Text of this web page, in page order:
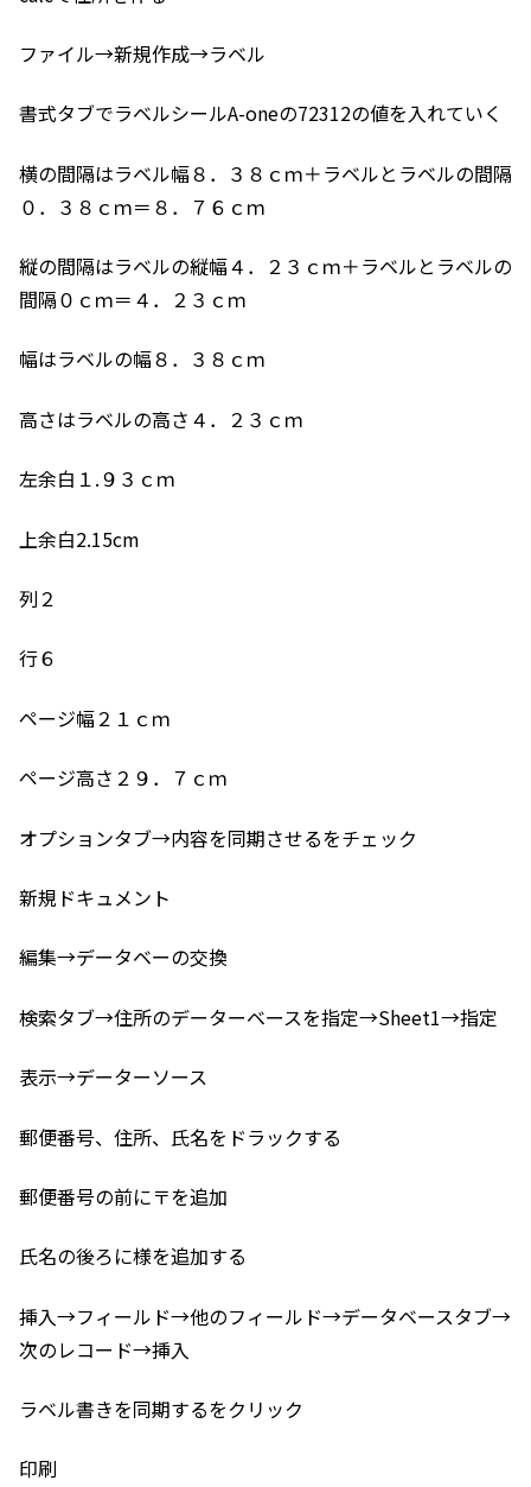
ファイル→新規作成→ラベル
書式タブでラベルシールA-oneの72312の値を入れていく
横の間隔はラベル幅８．３８ｃｍ＋ラベルとラベルの間隔
０．３８ｃｍ＝８．７６ｃｍ
縦の間隔はラベルの縦幅４．２３ｃｍ＋ラベルとラベルの
間隔０ｃｍ＝４．２３ｃｍ
幅はラベルの幅８．３８ｃｍ
高さはラベルの高さ４．２３ｃｍ
左余白１.９３ｃｍ
上余白2.15cm
列２
行６
ページ幅２１ｃｍ
ページ高さ２９．７ｃｍ
オプションタブ→内容を同期させるをチェック
新規ドキュメント
編集→データベーの交換
検索タブ→住所のデーターベースを指定→Sheet1→指定
表示→データーソース
郵便番号、住所、氏名をドラックする
郵便番号の前に〒を追加
氏名の後ろに様を追加する
挿入→フィールド→他のフィールド→データベースタブ→
次のレコード→挿入
ラベル書きを同期するをクリック
印刷